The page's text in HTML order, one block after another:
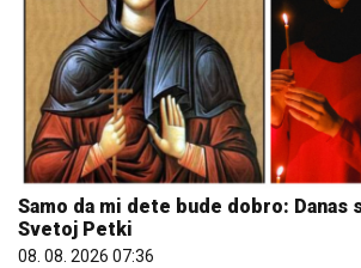
Samo da mi dete bude dobro: Danas
Svetoj Petki
08. 08. 2026 07:36